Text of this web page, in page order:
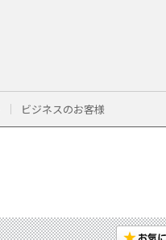
ビジネスのお客様